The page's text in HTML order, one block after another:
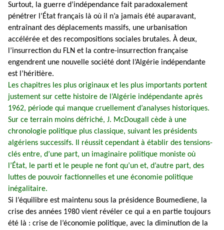
Surtout, la guerre d’indépendance fait paradoxalement
pénétrer l’État français là où il n’a jamais été auparavant,
entraînant des déplacements massifs, une urbanisation
accélérée et des recompositions sociales brutales. À deux,
l’insurrection du FLN et la contre-insurrection française
engendrent une nouvelle société dont l’Algérie indépendante
est l’héritière.
Les chapitres les plus originaux et les plus importants portent
justement sur cette histoire de l’Algérie indépendante après
1962, période qui manque cruellement d’analyses historiques.
Sur ce terrain moins défriché, J. McDougall cède à une
chronologie politique plus classique, suivant les présidents
algériens successifs. Il réussit cependant à établir des tensions-
clés entre, d’une part, un imaginaire politique moniste où
l’État, le parti et le peuple ne font qu’un et, d’autre part, des
luttes de pouvoir factionnelles et une économie politique
inégalitaire.
Si l’équilibre est maintenu sous la présidence Boumediene, la
crise des années 1980 vient révéler ce qui a en partie toujours
été là : crise de l’économie politique, avec la diminution de la